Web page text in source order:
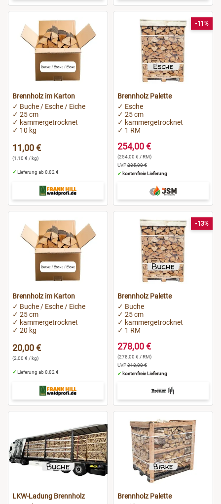
Brennholz im Karton
✓ Buche / Esche / Eiche
✓ 25 cm
✓ kammergetrocknet
✓ 10 kg
11,00 €
(1,10 € / kg)
✓ Lieferung ab 8,82 €
-11%
Brennholz Palette
✓ Esche
✓ 25 cm
✓ kammergetrocknet
✓ 1 RM
254,00 €
(254,00 € / RM)
UVP285,00 €
✓ kostenfreie Lieferung
Brennholz im Karton
✓ Buche / Esche / Eiche
✓ 25 cm
✓ kammergetrocknet
✓ 20 kg
20,00 €
(2,00 € / kg)
✓ Lieferung ab 8,82 €
-13%
Brennholz Palette
✓ Buche
✓ 25 cm
✓ kammergetrocknet
✓ 1 RM
278,00 €
(278,00 € / RM)
UVP318,00 €
✓ kostenfreie Lieferung
LKW-Ladung Brennholz
Brennholz Palette